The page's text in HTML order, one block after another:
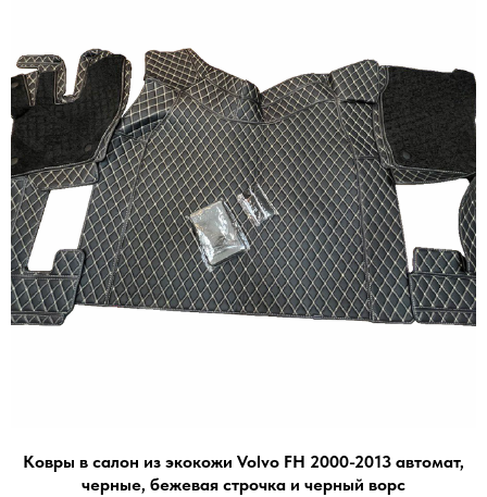
Ковры в салон из экокожи Volvo FH 2000-2013 автомат,
черные, бежевая строчка и черный ворc